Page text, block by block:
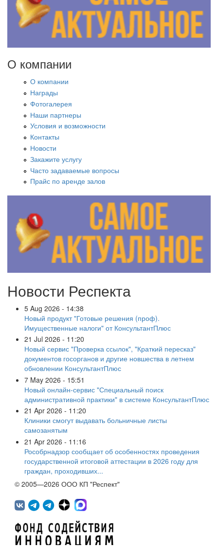
О компании
О компании
Награды
Фотогалерея
Наши партнеры
Условия и возможности
Контакты
Новости
Закажите услугу
Часто задаваемые вопросы
Прайс по аренде залов
Новости Респекта
5 Aug 2026 - 14:38
Новый продукт "Готовые решения (проф).
Имущественные налоги" от КонсультантПлюс
21 Jul 2026 - 11:20
Новый сервис "Проверка ссылок", "Краткий пересказ"
документов госорганов и другие новшества в летнем
обновлении КонсультантПлюс
7 May 2026 - 15:51
Новый онлайн-сервис "Специальный поиск
административной практики" в системе КонсультантПлюс
21 Apr 2026 - 11:20
Клиники смогут выдавать больничные листы
самозанятым
21 Apr 2026 - 11:16
Рособрнадзор сообщает об особенностях проведения
государственной итоговой аттестации в 2026 году для
граждан, проходивших...
© 2005—2026 ООО КП "Респект"